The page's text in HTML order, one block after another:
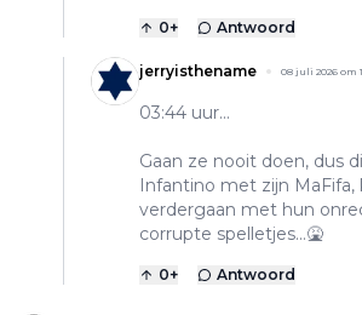
0+ Antwoord
jerryisthename 08 juli 2026 om
03:44 uur...
Gaan ze nooit doen, dus
Infantino met zijn
verdergaan met hun
corrupte spelletjes...🤮
0+ Antwoord